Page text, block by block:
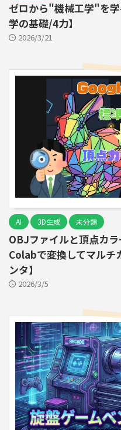
ゼロから"機械工学"を
学の基礎/4力】
2026/3/21
AI 3D生成 未分類
OBJファイルと頂点カ
Colabで変換してマルチ
ンタ】
2026/3/5